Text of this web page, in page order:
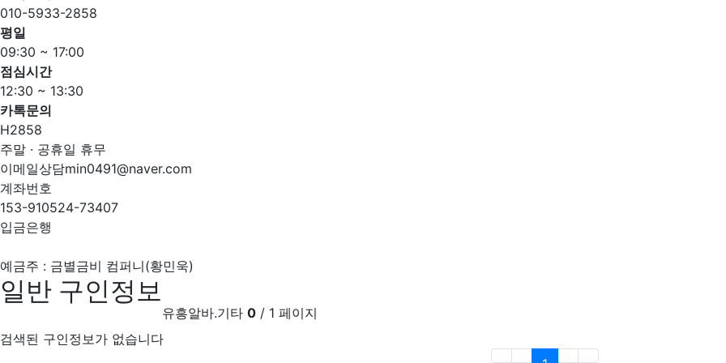
010-5933-2858
평일
09:30 ~ 17:00
점심시간
12:30 ~ 13:30
카톡문의
H2858
주말 · 공휴일 휴무
이메일상담min0491@naver.com
계좌번호
153-910524-73407
입금은행
예금주 : 금별금비 컴퍼니(황민욱)
일반 구인정보
유흥알바.기타 0 / 1 페이지
검색된 구인정보가 없습니다